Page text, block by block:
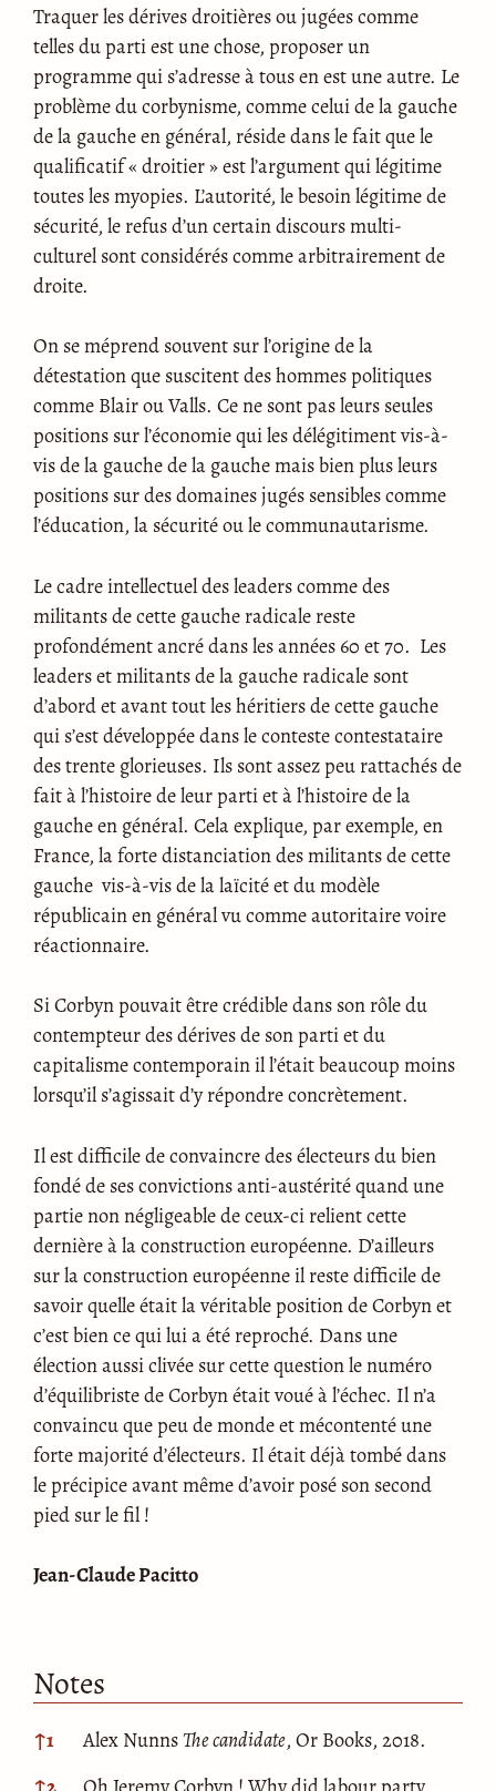
Traquer les dérives droitières ou jugées comme
telles du parti est une chose, proposer un
programme qui s’adresse à tous en est une autre. Le
problème du corbynisme, comme celui de la gauche
de la gauche en général, réside dans le fait que le
qualificatif « droitier » est l’argument qui légitime
toutes les myopies. L’autorité, le besoin légitime de
sécurité, le refus d’un certain discours multi-
culturel sont considérés comme arbitrairement de
droite.
On se méprend souvent sur l’origine de la
détestation que suscitent des hommes politiques
comme Blair ou Valls. Ce ne sont pas leurs seules
positions sur l’économie qui les délégitiment vis-à-
vis de la gauche de la gauche mais bien plus leurs
positions sur des domaines jugés sensibles comme
l’éducation, la sécurité ou le communautarisme.
Le cadre intellectuel des leaders comme des
militants de cette gauche radicale reste
profondément ancré dans les années 60 et 70. Les
leaders et militants de la gauche radicale sont
d’abord et avant tout les héritiers de cette gauche
qui s’est développée dans le conteste contestataire
des trente glorieuses. Ils sont assez peu rattachés de
fait à l’histoire de leur parti et à l’histoire de la
gauche en général. Cela explique, par exemple, en
France, la forte distanciation des militants de cette
gauche vis-à-vis de la laïcité et du modèle
républicain en général vu comme autoritaire voire
réactionnaire.
Si Corbyn pouvait être crédible dans son rôle du
contempteur des dérives de son parti et du
capitalisme contemporain il l’était beaucoup moins
lorsqu’il s’agissait d’y répondre concrètement.
Il est difficile de convaincre des électeurs du bien
fondé de ses convictions anti-austérité quand une
partie non négligeable de ceux-ci relient cette
dernière à la construction européenne. D’ailleurs
sur la construction européenne il reste difficile de
savoir quelle était la véritable position de Corbyn et
c’est bien ce qui lui a été reproché. Dans une
élection aussi clivée sur cette question le numéro
d’équilibriste de Corbyn était voué à l’échec. Il n’a
convaincu que peu de monde et mécontenté une
forte majorité d’électeurs. Il était déjà tombé dans
le précipice avant même d’avoir posé son second
pied sur le fil !
Jean-Claude Pacitto
Notes
Notes
↑1 Alex NunnsThe candidate, Or Books, 2018.